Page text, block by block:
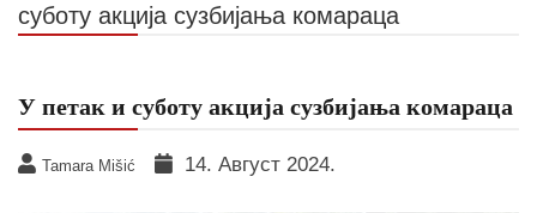
суботу акција сузбијања комараца
У петак и суботу акција сузбијања комараца
Tamara Mišić 14. Август 2024.